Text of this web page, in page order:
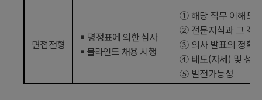
면접전형
￭ 평정표에 의한 심사
￭ 블라인드 채용 시행
① 해당 직무 이해도
② 전문지식과 그 적
③ 의사 발표의 정확
④ 태도(자세) 및 성
⑤ 발전가능성